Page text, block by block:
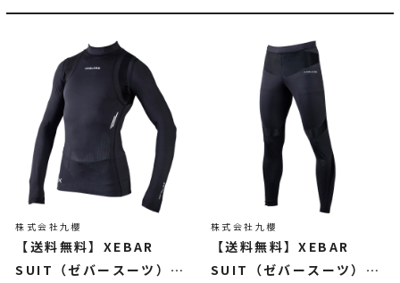
株式会社九櫻
【送料無料】XEBAR
SUIT（ゼバースーツ）
株式会社九櫻
【送料無料】XEBAR
SUIT（ゼバースーツ）